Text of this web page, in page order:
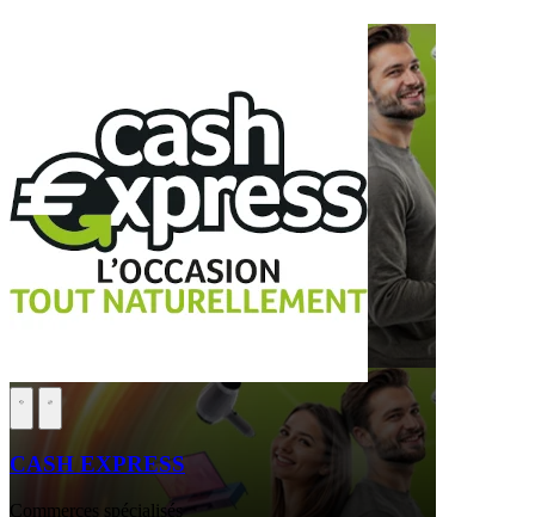
CASH EXPRESS
Commerces spécialisés